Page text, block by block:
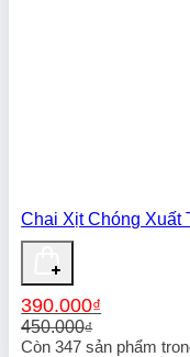
Chai Xịt Chóng Xuất
450.000₫
Giá
390.000₫
Giá
Còn347 sản phẩm